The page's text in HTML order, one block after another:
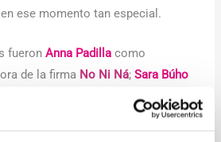
ese momento tan especial.
fueronAnna Padilla como
de la firma No Ni Ná;Sara Búho
Malena Costa en
María Hesse en arte y